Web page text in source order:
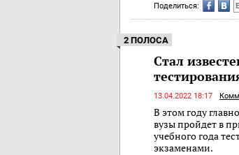
Поделиться:
2 ПОЛОСА
Стал
13.04.2022 18:17
В этом году
вузы пройдет в
учебного года
экзаменами.